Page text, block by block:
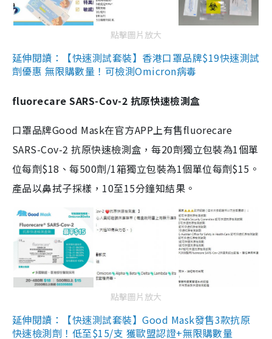
點擊圖片放大
延伸閱讀：【快速測試套裝】香港口罩品牌$19快速測試
劑優惠 無限購數量！可檢測Omicron病毒
fluorecare SARS-Cov-2 抗原快速檢測盒
口罩品牌Good Mask在官方APP上有售fluorecare
SARS-Cov-2 抗原快速檢測盒，每20劑獨立包裝為1個單
位每劑$18、每500劑/1箱獨立包裝為1個單位每劑$15。
產品以鼻拭子採樣，10至15分鐘知結果。
點擊圖片放大
延伸閱讀：【快速測試套裝】Good Mask發售3款抗原
快速檢測劑！低至$15/支 獲歐盟認證+無限購數量